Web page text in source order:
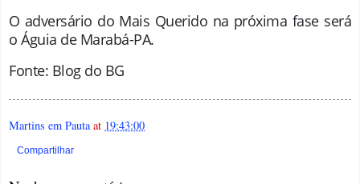
O adversário do Mais Querido na próxima fase será
o Águia de Marabá-PA.
Fonte: Blog do BG
Martins em Pauta at 19:43:00
Compartilhar